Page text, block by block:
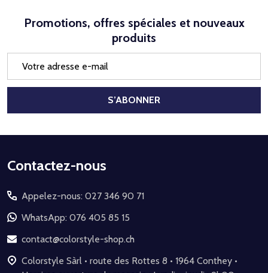
Promotions, offres spéciales et nouveaux
produits
mail
S’ABONNER
Début
pied
de
page
Contactez-nous
Appelez-nous: 027 346 90 71
WhatsApp: 076 405 85 15
contact@colorstyle-shop.ch
Colorstyle Sàrl • route des Rottes 8 • 1964 Conthey •